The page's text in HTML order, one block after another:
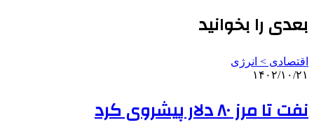
بعدی را بخوانید
اقتصادی > انرژی
۱۴۰۲/۱۰/۲۱
نفت تا مرز ۸۰ دلار پیشروی کرد